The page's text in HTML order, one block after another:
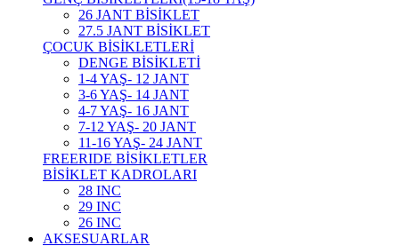
26 JANT BİSİKLET
27.5 JANT BİSİKLET
ÇOCUK BİSİKLETLERİ
DENGE BİSİKLETİ
1-4 YAŞ- 12 JANT
3-6 YAŞ- 14 JANT
4-7 YAŞ- 16 JANT
7-12 YAŞ- 20 JANT
11-16 YAŞ- 24 JANT
FREERIDE BİSİKLETLER
BİSİKLET KADROLARI
28 INC
29 INC
26 INC
AKSESUARLAR